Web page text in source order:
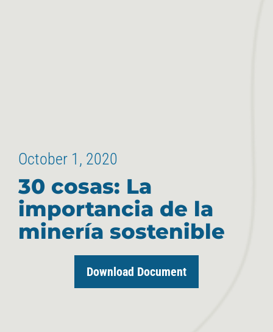
October 1, 2020
30 cosas: La
importancia de la
minería sostenible
Download Document